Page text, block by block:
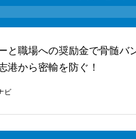
と職場への奨励金で骨髄バ
港から密輸を防ぐ！
ビ